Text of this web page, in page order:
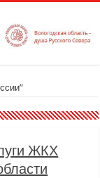
ЖКХ